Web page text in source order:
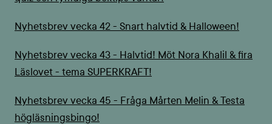
Nyhetsbrev vecka 42 - Snart halvtid & Halloween!
Nyhetsbrev vecka 43 - Halvtid! Möt Nora Khalil & fira
Läslovet - tema SUPERKRAFT!
Nyhetsbrev vecka 45 - Fråga Mårten Melin & Testa
högläsningsbingo!